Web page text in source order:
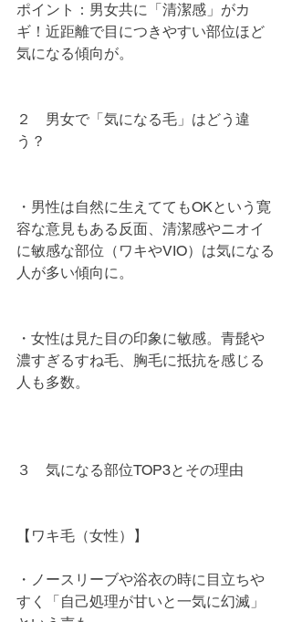
ポイント：男女共に「清潔感」がカ
ギ！近距離で目につきやすい部位ほど
気になる傾向が。
２　男女で「気になる毛」はどう違
う？
・男性は自然に生えててもOKという寛
容な意見もある反面、清潔感やニオイ
に敏感な部位（ワキやVIO）は気になる
人が多い傾向に。
・女性は見た目の印象に敏感。青髭や
濃すぎるすね毛、胸毛に抵抗を感じる
人も多数。
３　気になる部位TOP3とその理由
【ワキ毛（女性）】
・ノースリーブや浴衣の時に目立ちや
すく「自己処理が甘いと一気に幻滅」